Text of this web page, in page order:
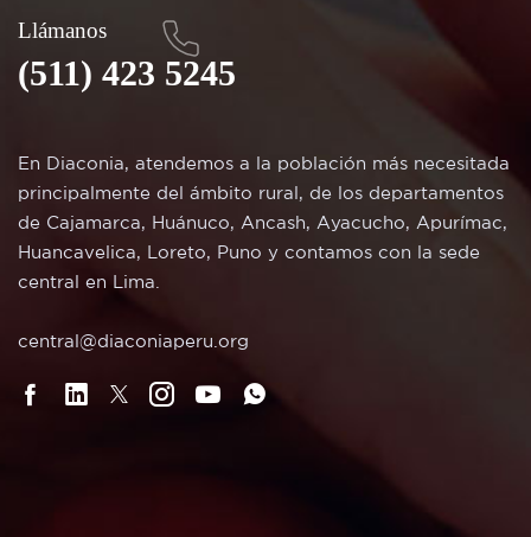
Llámanos
(511) 423 5245
En Diaconia, atendemos a la población más necesitada
principalmente del ámbito rural, de los departamentos
de Cajamarca, Huánuco, Ancash, Ayacucho, Apurímac,
Huancavelica, Loreto, Puno y contamos con la sede
central en Lima.
central@diaconiaperu.org